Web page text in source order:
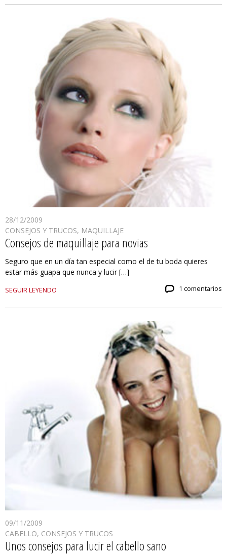
28/12/2009
CONSEJOS Y TRUCOS, MAQUILLAJE
Consejos de maquillaje para novias
Seguro que en un día tan especial como el de tu boda quieres
estar más guapa que nunca y lucir […]
SEGUIR LEYENDO 1 comentarios
09/11/2009
CABELLO, CONSEJOS Y TRUCOS
Unos consejos para lucir el cabello sano